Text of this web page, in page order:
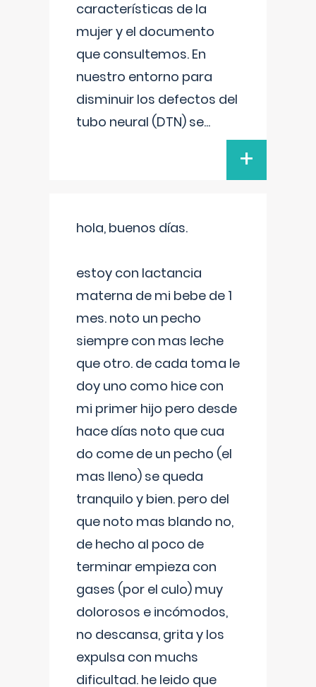
características de la
mujer y el documento
que consultemos. En
nuestro entorno para
disminuir los defectos del
tubo neural (DTN) se...
+
hola, buenos días.
estoy con lactancia
materna de mi bebe de 1
mes. noto un pecho
siempre con mas leche
que otro. de cada toma le
doy uno como hice con
mi primer hijo pero desde
hace días noto que cua
do come de un pecho (el
mas lleno) se queda
tranquilo y bien. pero del
que noto mas blando no,
de hecho al poco de
terminar empieza con
gases (por el culo) muy
dolorosos e incómodos,
no descansa, grita y los
expulsa con muchs
dificultad. he leido que